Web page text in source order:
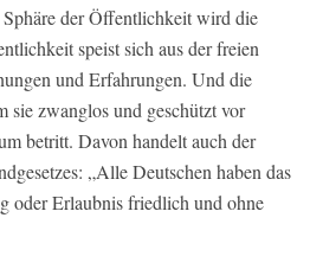
der Öffentlichkeit wird die
speist sich aus der freien
und Erfahrungen. Und die
sie zwanglos und geschützt vor
betritt. Davon handelt auch der
„Alle Deutschen haben das
oder Erlaubnis friedlich und ohne